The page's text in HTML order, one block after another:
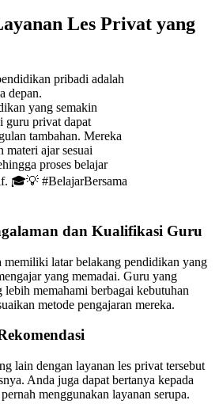
Les Privat yang
yang semakin
privat dapat
tambahan. Mereka
materi ajar sesuai
proses belajar
🎓💡 #BelajarBersama
dan Kualifikasi Guru
latar belakang pendidikan yang
yang memadai. Guru yang
lebih memahami berbagai kebutuhan
metode pengajaran mereka.
lain dengan layanan les privat tersebut
Anda juga dapat bertanya kepada
menggunakan layanan serupa.